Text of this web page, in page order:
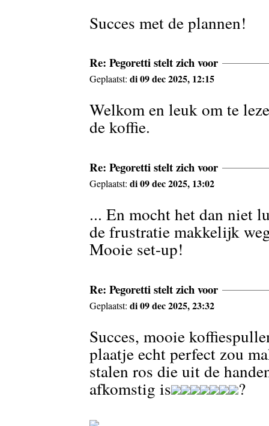
Succes met de plannen!
Re: Pegoretti stelt zich voor
Geplaatst:di 09 dec 2025, 12:15
Welkom en leuk om te
de koffie.
Re: Pegoretti stelt zich voor
Geplaatst:di 09 dec 2025, 13:02
... En mocht het dan niet
de frustratie makkelijk
Mooie set-up!
Re: Pegoretti stelt zich voor
Geplaatst:di 09 dec 2025, 23:32
Succes, mooie
plaatje echt perfect zou
stalen ros die uit de
afkomstig is ?